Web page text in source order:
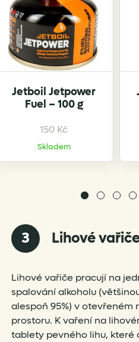
Jetboil Jetpower
Fuel – 100 g
150 Kč
Skladem
3 Lihové
Lihové vařiče pracují na
spalování alkoholu
alespoň 95%) v
prostoru. K vaření na
tablety pevného lihu, které